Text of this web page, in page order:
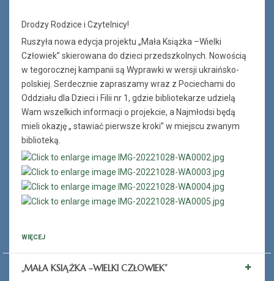
Drodzy Rodzice i Czytelnicy!
Ruszyła nowa edycja projektu „Mała Książka –Wielki
Człowiek” skierowana do dzieci przedszkolnych. Nowością
w tegorocznej kampanii są Wyprawki w wersji ukraińsko-
polskiej. Serdecznie zapraszamy wraz z Pociechami do
Oddziału dla Dzieci i Filii nr 1, gdzie bibliotekarze udzielą
Wam wszelkich informacji o projekcie, a Najmłodsi będą
mieli okazję „ stawiać pierwsze kroki” w miejscu zwanym
biblioteką.
WIĘCEJ
„MAŁA KSIĄŻKA –WIELKI CZŁOWIEK”